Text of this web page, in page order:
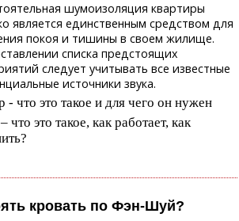
шумоизоляция квартиры
является единственным средством для
покоя и тишины в своем жилище.
списка предстоящих
следует учитывать все известные
источники звука.
что это такое и для чего он нужен
это такое, как работает, как
кровать по Фэн-Шуй?